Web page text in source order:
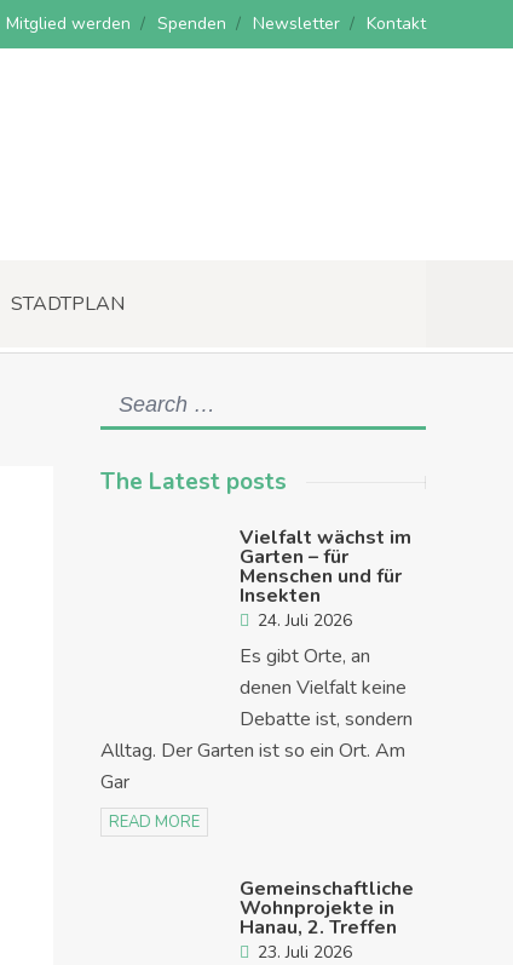
Mitglied werden Spenden Newsletter Kontakt
STADTPLAN
The Latest posts
Vielfalt wächst im
Garten – für
Menschen und für
Insekten
24. Juli 2026
Es gibt Orte, an
denen Vielfalt keine
Debatte ist, sondern
Alltag. Der Garten ist so ein Ort. Am
Gar
READ MORE
Gemeinschaftliche
Wohnprojekte in
Hanau, 2. Treffen
23. Juli 2026